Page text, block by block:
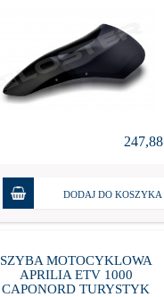
247,88
DODAJ DO KOSZYKA
SZYBA MOTOCYKLOWA
APRILIA ETV 1000
CAPONORD TURYSTYK